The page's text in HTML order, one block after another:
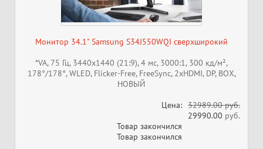
Монитор 34.1" Samsung S34J550WQI cверхширокий
*VA, 75 Гц, 3440x1440 (21:9), 4 мс, 3000:1, 300 кд/м²,
178°/178°, WLED, Flicker-Free, FreeSync, 2xHDMI, DP, ВОХ,
НОВЫЙ
Цена: 32989.00 руб.
29990.00 руб.
Товар закончился
Товар закончился